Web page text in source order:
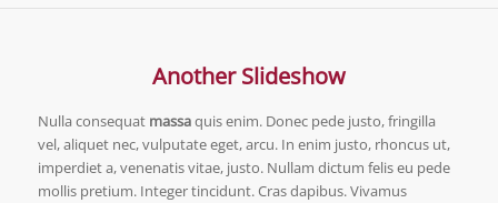
Another Slideshow
Nulla consequat massaquis enim. Donec pede justo, fringilla
vel, aliquet nec, vulputate eget, arcu. In enim justo, rhoncus ut,
imperdiet a, venenatis vitae, justo. Nullam dictum felis eu pede
mollis pretium. Integer tincidunt. Cras dapibus. Vivamus